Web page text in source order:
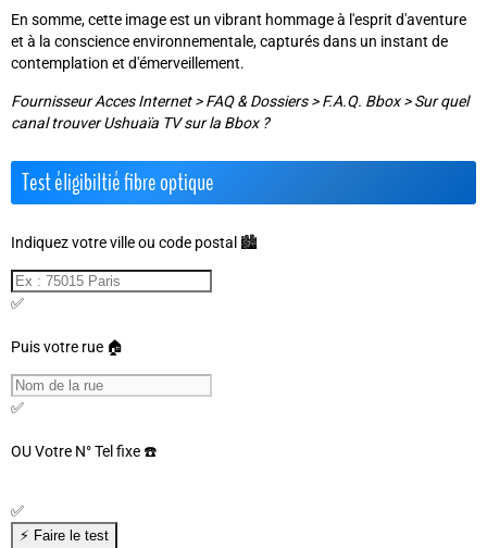
En somme, cette image est un vibrant hommage à l'esprit d'aventure
et à la conscience environnementale, capturés dans un instant de
contemplation et d'émerveillement.
Fournisseur Acces Internet >FAQ & Dossiers >F.A.Q. Bbox >Sur quel
canal trouver Ushuaïa TV sur la Bbox ?
Test éligibiltié fibre optique
Indiquez votre ville ou code postal 🏙️
✅
Puis votre rue 🏠
✅
OUVotre N° Tel fixe ☎️
✅